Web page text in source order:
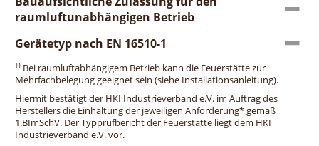
raumluftunabhängigen Betrieb
Gerätetyp nach EN 16510-1
1) Bei raumluftabhängigem Betrieb kann die Feuerstätte zur
Mehrfachbelegung geeignet sein (siehe Installationsanleitung).
Hiermit bestätigt der HKI Industrieverband e.V. im Auftrag des
Herstellers die Einhaltung der jeweiligen Anforderung* gemäß
1.BImSchV. Der Typprüfbericht der Feuerstätte liegt dem HKI
Industrieverband e.V. vor.